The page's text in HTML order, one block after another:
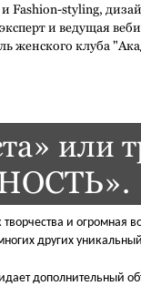
Fashion-styling,
и ведущая
женского клуба
или
творчества и
других
дополнительный